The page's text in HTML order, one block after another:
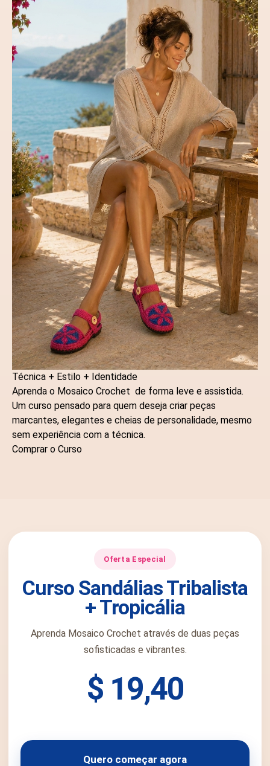
Técnica + Estilo + Identidade
Aprenda o Mosaico Crochet de forma leve e assistida.
Um curso pensado para quem deseja criar peças
marcantes, elegantes e cheias de personalidade, mesmo
sem experiência com a técnica.
Comprar o Curso
Oferta Especial
Curso Sandálias Tribalista
+ Tropicália
Aprenda Mosaico Crochet através de duas peças
sofisticadas e vibrantes.
$ 19,40
Quero começar agora